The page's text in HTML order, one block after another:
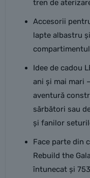
tren de
Accesorii
lapte albastru
Idee de cadou
ani și mai mari
aventură
sărbători sau
și fanilor
Face parte din
Rebuild the
întunecat și